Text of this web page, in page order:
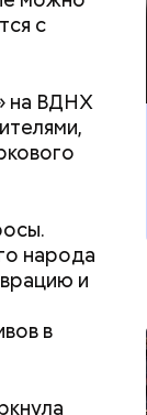
с
на ВДНХ
народа
и
в
мире
в